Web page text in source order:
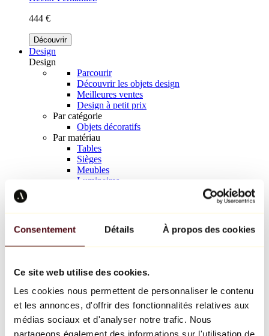
Consentement Détails À propos des cookies
Ce site web utilise des cookies.
Les cookies nous permettent de personnaliser le contenu
et les annonces, d'offrir des fonctionnalités relatives aux
médias sociaux et d'analyser notre trafic. Nous
partageons également des informations sur l'utilisation de
444 €
Découvrir
Design
Design
Parcourir
Découvrir les objets design
Meilleures ventes
Design à petit prix
Par catégorie
Objets décoratifs
Par matériau
Tables
Sièges
Meubles
Luminaires
Richard Orlinski
Keith Haring
Jeff Koons
Jean-Michel Basquiat
Tous les designers
Œuvre de la semaine